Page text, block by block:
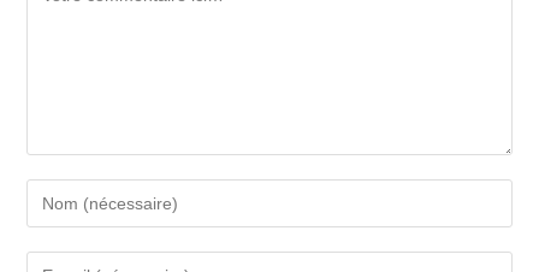
your
name